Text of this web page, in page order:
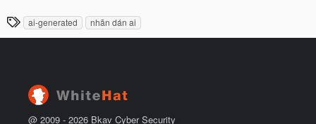
đ
ầ
u
u
T
h
ai-generated nhãn dán ai
@ 2009 - 2026 Bkav Cyber Security